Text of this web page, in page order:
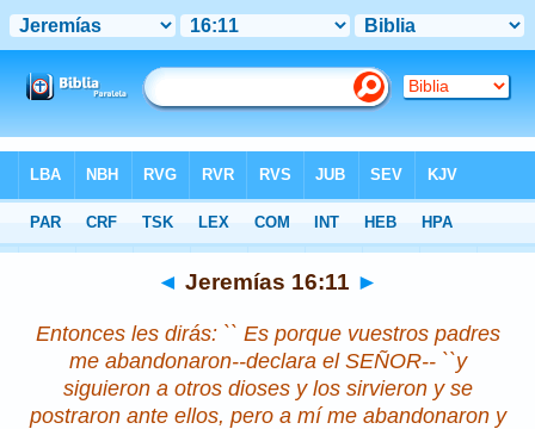
>Jeremías Capítulo 16 > Verso 11
◄ Jeremías 16:11 ►
Entonces les dirás: `` Esporque vuestros padres
me abandonaron--declara el SEÑOR-- ``y
siguieron a otros dioses y los sirvieron y se
postraron ante ellos, pero a mí me abandonaron y